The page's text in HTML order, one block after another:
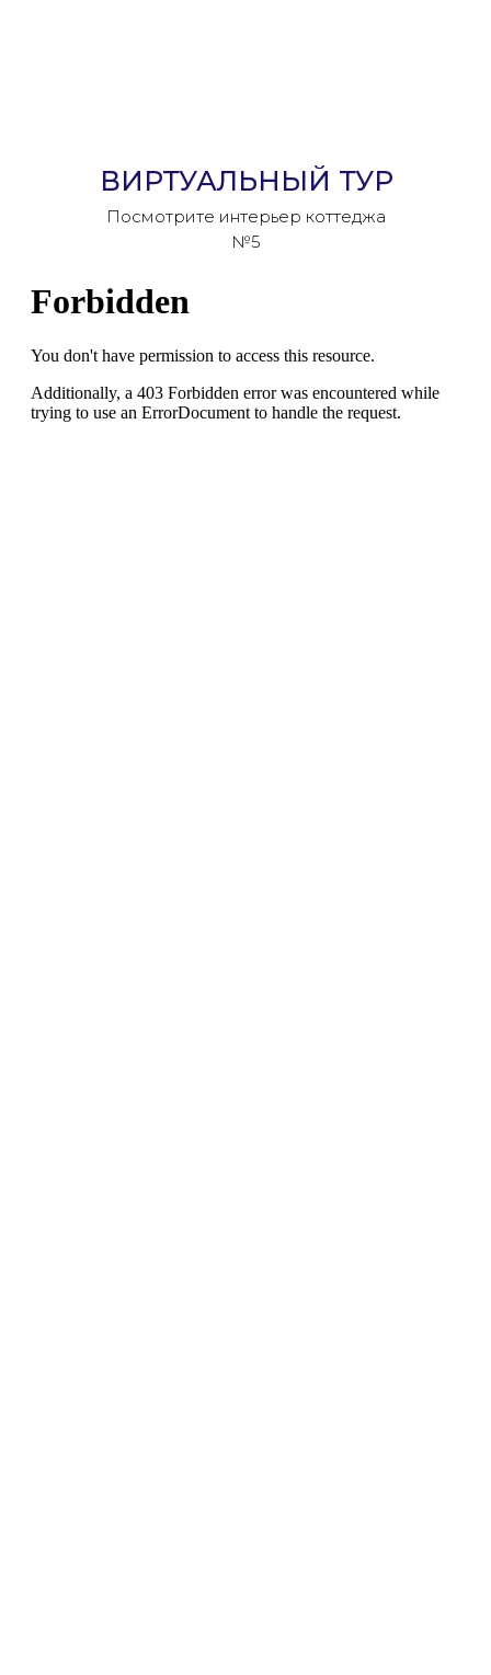
ВИРТУАЛЬНЫЙ ТУР
Посмотрите интерьер коттеджа
№5